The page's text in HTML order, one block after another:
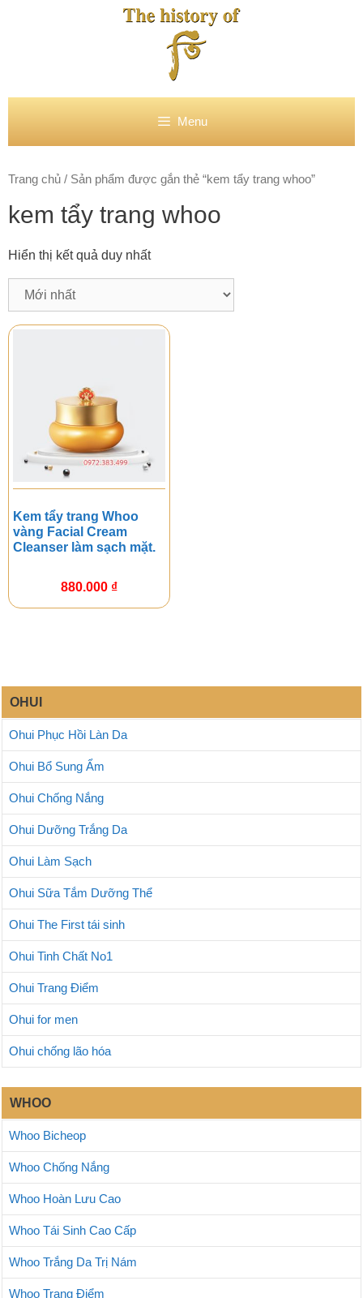
Menu
Trang chủ / Sản phẩm được gắn thẻ “kem tẩy trang whoo”
kem tẩy trang whoo
Hiển thị kết quả duy nhất
Kem tẩy trang Whoo
vàng Facial Cream
Cleanser làm sạch mặt.
880.000 ₫
OHUI
Ohui Phục Hồi Làn Da
Ohui Bổ Sung Ẩm
Ohui Chống Nắng
Ohui Dưỡng Trắng Da
Ohui Làm Sạch
Ohui Sữa Tắm Dưỡng Thể
Ohui The First tái sinh
Ohui Tinh Chất No1
Ohui Trang Điểm
Ohui for men
Ohui chống lão hóa
WHOO
Whoo Bicheop
Whoo Chống Nắng
Whoo Hoàn Lưu Cao
Whoo Tái Sinh Cao Cấp
Whoo Trắng Da Trị Nám
Whoo Trang Điểm